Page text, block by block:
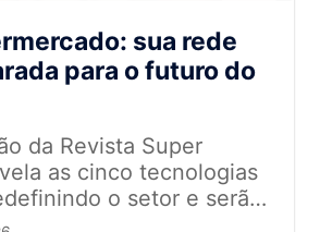
sua rede
para o futuro do
da Revista Super
as cinco tecnologias
o setor e serão
das discussões do